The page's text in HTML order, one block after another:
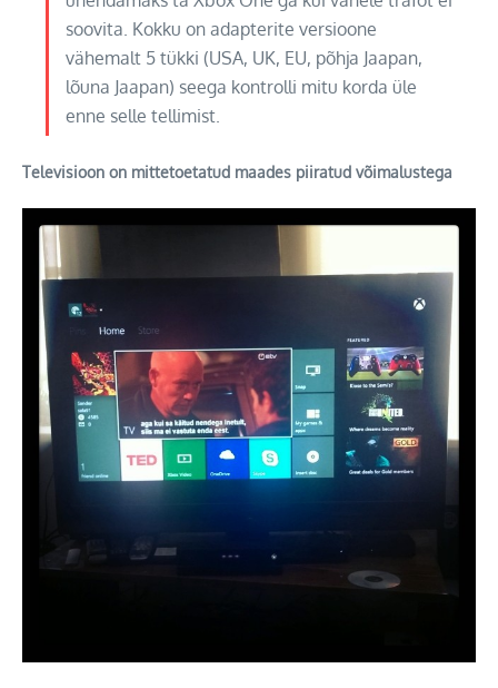
soovita. Kokku on adapterite versioone
vähemalt 5 tükki (USA, UK, EU, põhja Jaapan,
lõuna Jaapan) seega kontrolli mitu korda üle
enne selle tellimist.
Televisioon on mittetoetatud maades piiratud võimalustega